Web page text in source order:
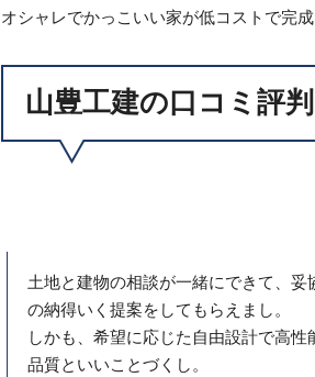
オシャレでかっこいい家が低コストで完成
山豊工建の口コミ評判
土地と建物の相談が一緒にできて、妥
の納得いく提案をしてもらえまし。
しかも、希望に応じた自由設計で高性
品質といいことづくし。